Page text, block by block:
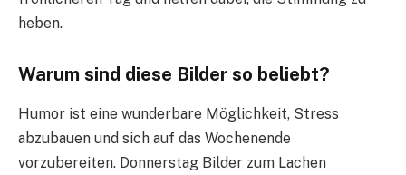
heben.
Warum sind diese Bilder so beliebt?
Humor ist eine wunderbare Möglichkeit, Stress
abzubauen und sich auf das Wochenende
vorzubereiten. Donnerstag Bilder zum Lachen